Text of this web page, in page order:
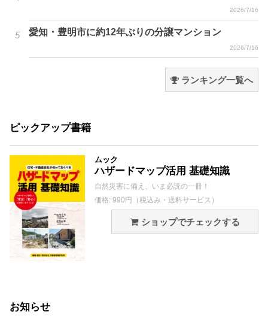
2026/7/16
愛知・豊明市に約12年ぶりの分譲マンション
2026/7/16
ランキング一覧へ
ピックアップ書籍
ムック
ハザードマップ活用 基礎知識
自然災害に備え、いま必読の一冊！
価格: 990円（税込み・送料サービス）
ショップでチェックする
お知らせ